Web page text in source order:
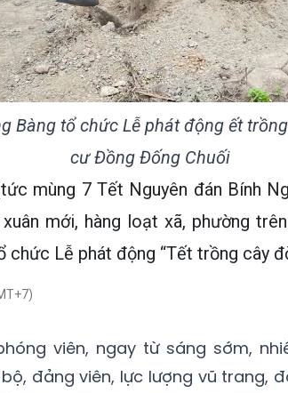
Bàng tổ chức Lễ phát động ết
cư Đồng Đống Chuối
mùng 7 Tết Nguyên đán Bính
mới, hàng loạt xã, phường
chức Lễ phát động “Tết trồng cây
viên, ngay từ sáng sớm,
đảng viên, lực lượng vũ trang,